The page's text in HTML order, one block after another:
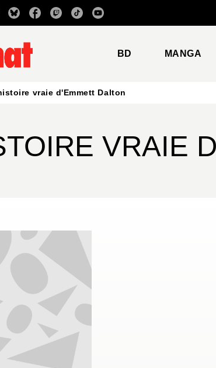
RECHERCHE CONTENU
BD MANGA
vraie d'Emmett Dalton
VRAIE